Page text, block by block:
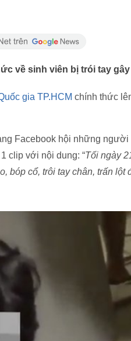
về sinh viên bị trói tay
gia TP.HCM chính thức
Facebook hội những
clip với nội dung: “Tối ngày
bóp cổ, trôi tay chân, trấn lột